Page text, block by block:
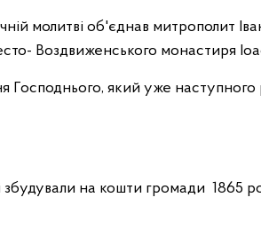
Воздвиженського монастиря
Господнього, який уже наступного
на кошти громади 1865